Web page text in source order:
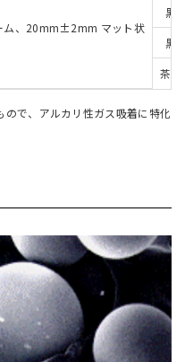
ム、20mm±2mm マット状
黒
黒
茶系
で、アルカリ性ガス吸着に特化